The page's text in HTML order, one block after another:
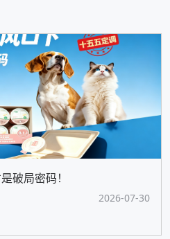
破局密码！
2026-07-30